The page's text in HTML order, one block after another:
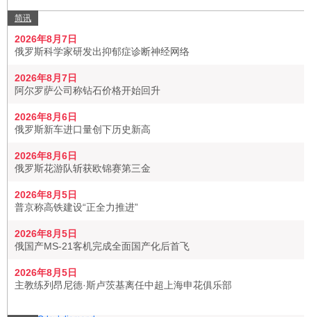
简讯
2026年8月7日
俄罗斯科学家研发出抑郁症诊断神经网络
2026年8月7日
阿尔罗萨公司称钻石价格开始回升
2026年8月6日
俄罗斯新车进口量创下历史新高
2026年8月6日
俄罗斯花游队斩获欧锦赛第三金
2026年8月5日
普京称高铁建设“正全力推进”
2026年8月5日
俄国产MS-21客机完成全面国产化后首飞
2026年8月5日
主教练列昂尼德·斯卢茨基离任中超上海申花俱乐部